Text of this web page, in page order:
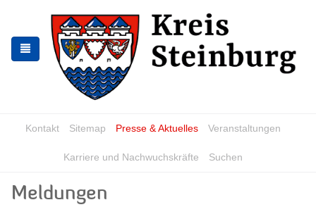
springen
springen
Kontakt Sitemap Presse & Aktuelles Veranstaltungen
Karriere und Nachwuchskräfte Suchen
Meldungen